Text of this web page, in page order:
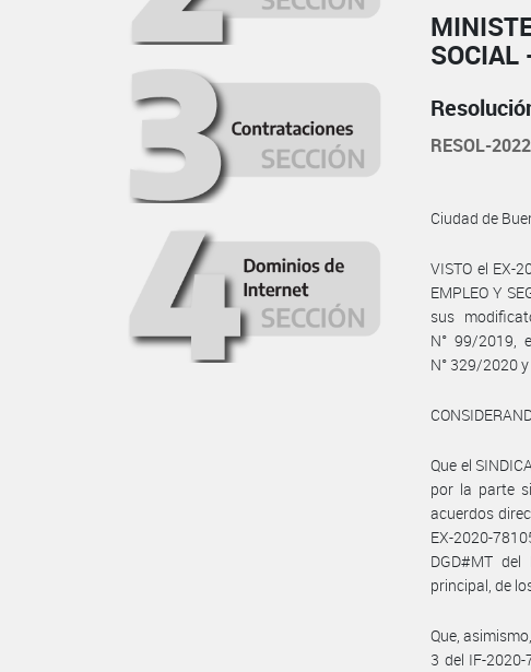
SOCIAL
RESOL-
Ciudad de
VISTO el EX-
EMPLEO Y
sus
N° 99/2019,
N° 329/2020
Que el
por la parte
acuerdos
EX-2020-
DGD#MT del
principal, de
Que,
3 del IF-2020-